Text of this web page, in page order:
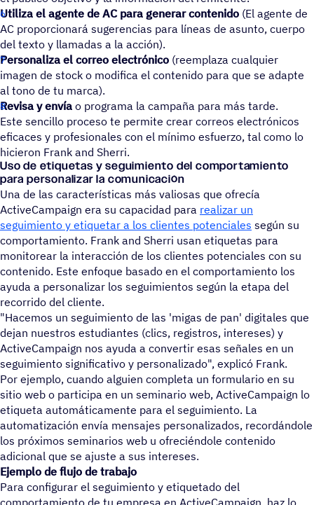
Utiliza el agente de AC para generar contenido (El agente de
AC proporcionará sugerencias para líneas de asunto, cuerpo
del texto y llamadas a la acción).
Personaliza el correo electrónico (reemplaza cualquier
imagen de stock o modifica el contenido para que se adapte
al tono de tu marca).
Revisa y envía o programa la campaña para más tarde.
Este sencillo proceso te permite crear correos electrónicos
eficaces y profesionales con el mínimo esfuerzo, tal como lo
hicieron Frank and Sherri.
Uso de etiquetas y seguimiento del comportamiento
para personalizar la comunicación
Una de las características más valiosas que ofrecía
ActiveCampaign era su capacidad para realizar un
seguimiento y etiquetar a los clientes potenciales según su
comportamiento. Frank and Sherri usan etiquetas para
monitorear la interacción de los clientes potenciales con su
contenido. Este enfoque basado en el comportamiento los
ayuda a personalizar los seguimientos según la etapa del
recorrido del cliente.
"Hacemos un seguimiento de las 'migas de pan' digitales que
dejan nuestros estudiantes (clics, registros, intereses) y
ActiveCampaign nos ayuda a convertir esas señales en un
seguimiento significativo y personalizado", explicó Frank.
Por ejemplo, cuando alguien completa un formulario en su
sitio web o participa en un seminario web, ActiveCampaign lo
etiqueta automáticamente para el seguimiento. La
automatización envía mensajes personalizados, recordándole
los próximos seminarios web u ofreciéndole contenido
adicional que se ajuste a sus intereses.
Ejemplo de flujo de trabajo
Para configurar el seguimiento y etiquetado del
comportamiento de tu empresa en ActiveCampaign, haz lo